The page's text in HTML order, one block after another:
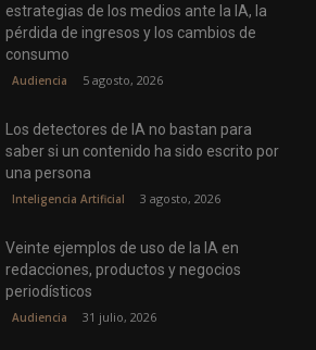
estrategias de los medios ante la IA, la
pérdida de ingresos y los cambios de
consumo
Audiencia 5 agosto, 2026
Los detectores de IA no bastan para
saber si un contenido ha sido escrito por
una persona
Inteligencia Artificial 3 agosto, 2026
Veinte ejemplos de uso de la IA en
redacciones, productos y negocios
periodísticos
Audiencia 31 julio, 2026